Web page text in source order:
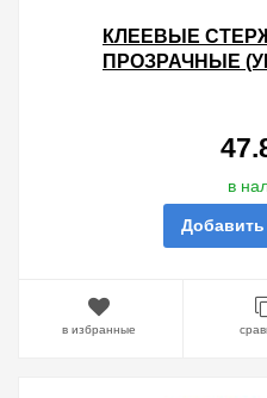
КЛЕЕВЫЕ
ПРОЗРАЧНЫЕ
в
Добавить
в избранные